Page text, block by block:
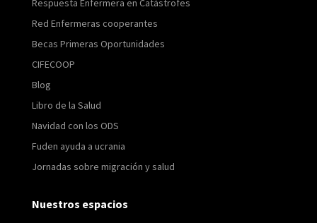
Respuesta Enfermera en Catástrofes
Red Enfermeras cooperantes
Becas Primeras Oportunidades
CIFECOOP
Blog
Libro de la Salud
Navidad con los ODS
Fuden ayuda a ucrania
Jornadas sobre migración y salud
Nuestros espacios